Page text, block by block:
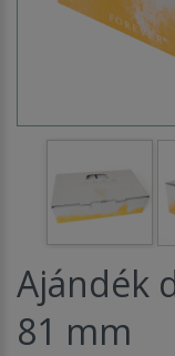
Ajándék
81 mm